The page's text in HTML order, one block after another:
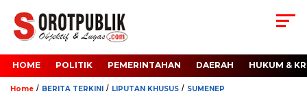
HOME POLITIK PEMERINTAHAN DAERAH HUKUM &
Home / BERITA TERKINI / LIPUTAN KHUSUS / SUMENEP